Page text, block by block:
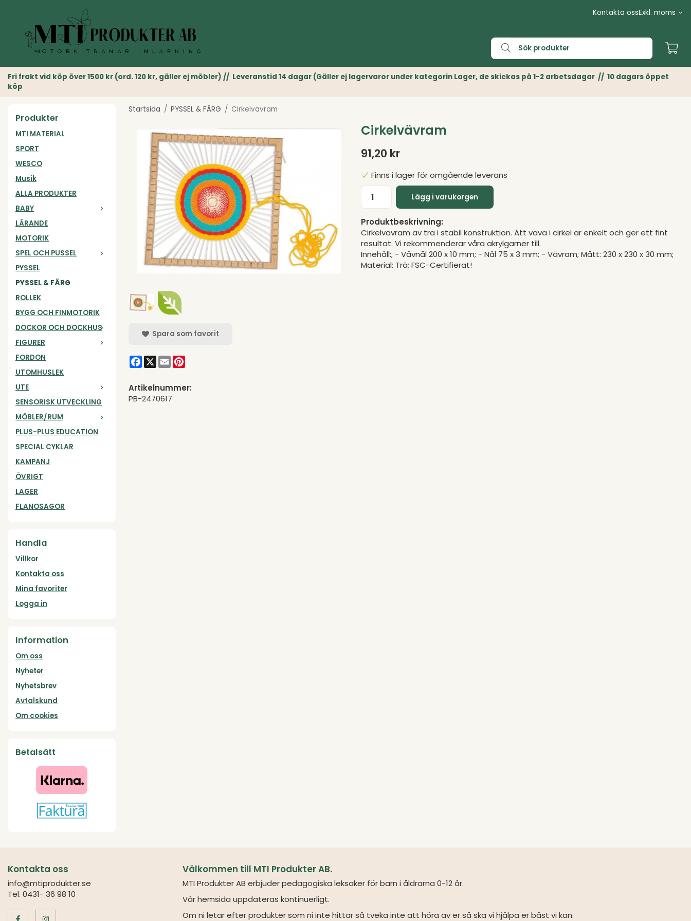
Kontakta oss
Fri frakt vid köp över 1500 kr (ord. 120 kr, gäller ej möbler) // Leveranstid 14 dagar (Gäller ej lagervaror under kategorin Lager, de skickas på 1-2 arbetsdagar // 10 dagars öppet
köp
Produkter
MTI MATERIAL
SPORT
WESCO
Musik
ALLA PRODUKTER
BABY
LÄRANDE
MOTORIK
SPEL OCH PUSSEL
PYSSEL
PYSSEL & FÄRG
ROLLEK
BYGG OCH FINMOTORIK
DOCKOR OCH DOCKHUS
FIGURER
FORDON
UTOMHUSLEK
UTE
SENSORISK UTVECKLING
MÖBLER/RUM
PLUS-PLUS EDUCATION
SPECIAL CYKLAR
KAMPANJ
ÖVRIGT
LAGER
FLANOSAGOR
Handla
Villkor
Kontakta oss
Mina favoriter
Logga in
Information
Om oss
Nyheter
Nyhetsbrev
Avtalskund
Om cookies
Betalsätt
Startsida / PYSSEL & FÄRG / Cirkelvävram
Cirkelvävram
91,20 kr
Finns i lager för omgående leverans
Lägg i varukorgen
Produktbeskrivning:
Cirkelvävram av trä i stabil konstruktion. Att väva i cirkel är enkelt och ger ett fint
resultat. Vi rekommenderar våra akrylgarner till.
Innehåll:; - Vävnål 200 x 10 mm; - Nål 75 x 3 mm; - Vävram; Mått: 230 x 230 x 30 mm;
Material: Trä; FSC-Certifierat!
Spara som favorit
Facebook
X Email
Artikelnummer:
PB-2470617
Kontakta oss
info@mtiprodukter.se
Tel. 0431- 36 98 10
Välkommen till MTI Produkter AB.
MTI Produkter AB erbjuder pedagogiska leksaker för barn i åldrarna 0-12 år.
Vår hemsida uppdateras kontinuerligt.
Om ni letar efter produkter som ni inte hittar så tveka inte att höra av er så ska vi hjälpa er bäst vi kan.